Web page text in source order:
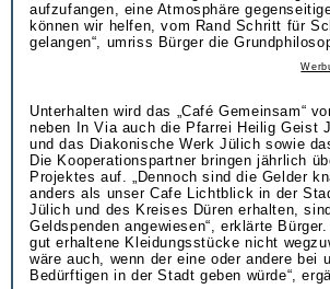
aufzufangen, eine Atmosphäre
können wir helfen, vom Rand Schritt für
gelangen“, umriss Bürger die
Unterhalten wird das „Café Gemeinsam“
neben In Via auch die Pfarrei Heilig Geist
und das Diakonische Werk Jülich sowie
Die Kooperationspartner bringen jährlich
Projektes auf. „Dennoch sind die Gelder
anders als unser Cafe Lichtblick in der
Jülich und des Kreises Düren erhalten,
Geldspenden angewiesen“, erklärte
gut erhaltene Kleidungsstücke nicht
wäre auch, wenn der eine oder andere
Bedürftigen in der Stadt geben würde“,